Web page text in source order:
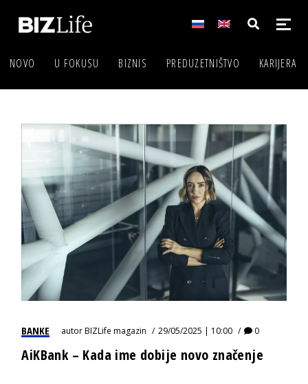
NOVO U FOKUSU BIZNIS PREDUZETNIŠTVO KARIJERA
BANKE autorBIZLife magazin 29/05/2025 | 10:00 0
AiKBank – Kada ime dobije novo značenje